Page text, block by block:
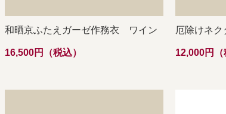
和晒京ふたえガーゼ作務衣 ワイン
16,500円（税込）
厄除けネ
12,000円（